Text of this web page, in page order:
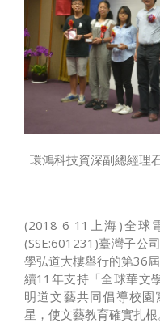
環鴻科技資深副總經理
(2018-6-11上海)全球
(SSE:601231)臺灣子公
學弘道大樓舉行的第36
續11年支持「全球華文
明道文藝共同倡導校
星，使文藝教育確實扎根